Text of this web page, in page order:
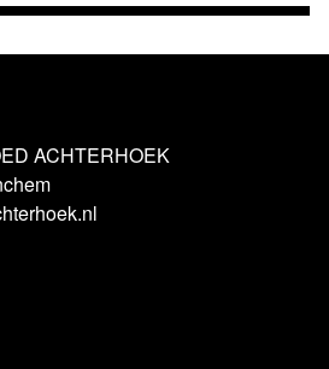
ACHTERHOEK